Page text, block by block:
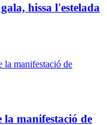
hissa l'estelada
la manifestació de